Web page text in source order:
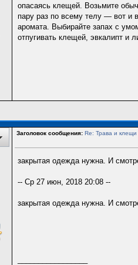
опасаясь клещей. Возьмите
пару раз по всему телу — вот и
аромата. Выбирайте запах с
отпугивать клещей, эвкалипт и
Заголовок сообщения: Re: Трава и клещи
закрытая одежда нужна. И
-- Ср 27 июн, 2018 20:08 --
закрытая одежда нужна. И